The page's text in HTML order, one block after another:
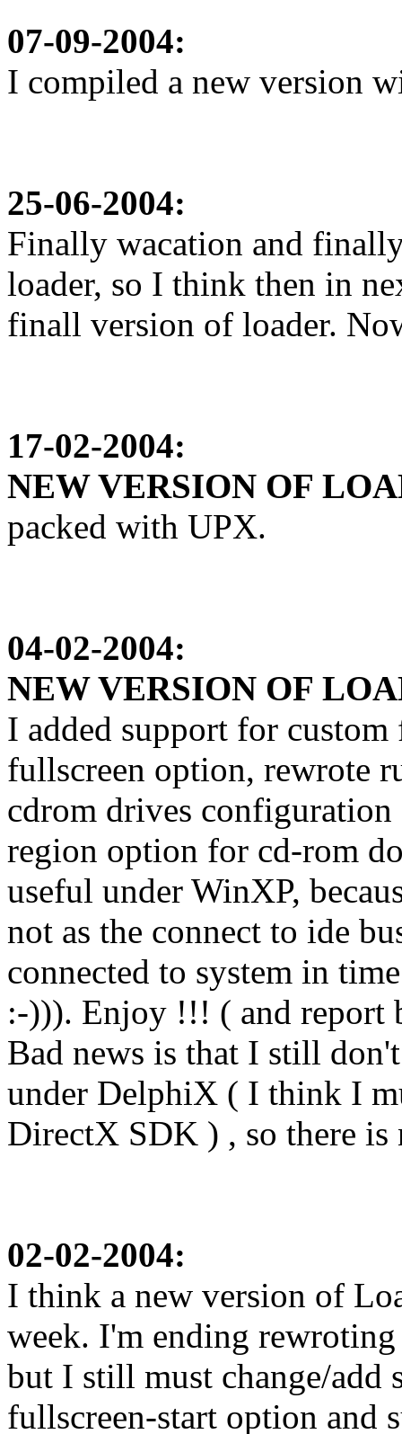
07-09-2004:
I compiled a new version
25-06-2004:
Finally wacation and
loader, so I think then in
finall version of loader.
17-02-2004:
NEW VERSION OF
packed with UPX.
04-02-2004:
NEW VERSION OF
I added support for
fullscreen option, rewrote
cdrom drives
region option for cd-rom
useful under WinXP,
not as the connect to ide
connected to system in
:-))). Enjoy !!! ( and report
Bad news is that I still
under DelphiX ( I think I
DirectX SDK ) , so there
02-02-2004:
I think a new version of
week. I'm ending
but I still must change/add
fullscreen-start option and